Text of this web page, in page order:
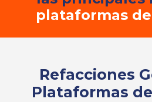
plataformas
Refacciones
Plataformas